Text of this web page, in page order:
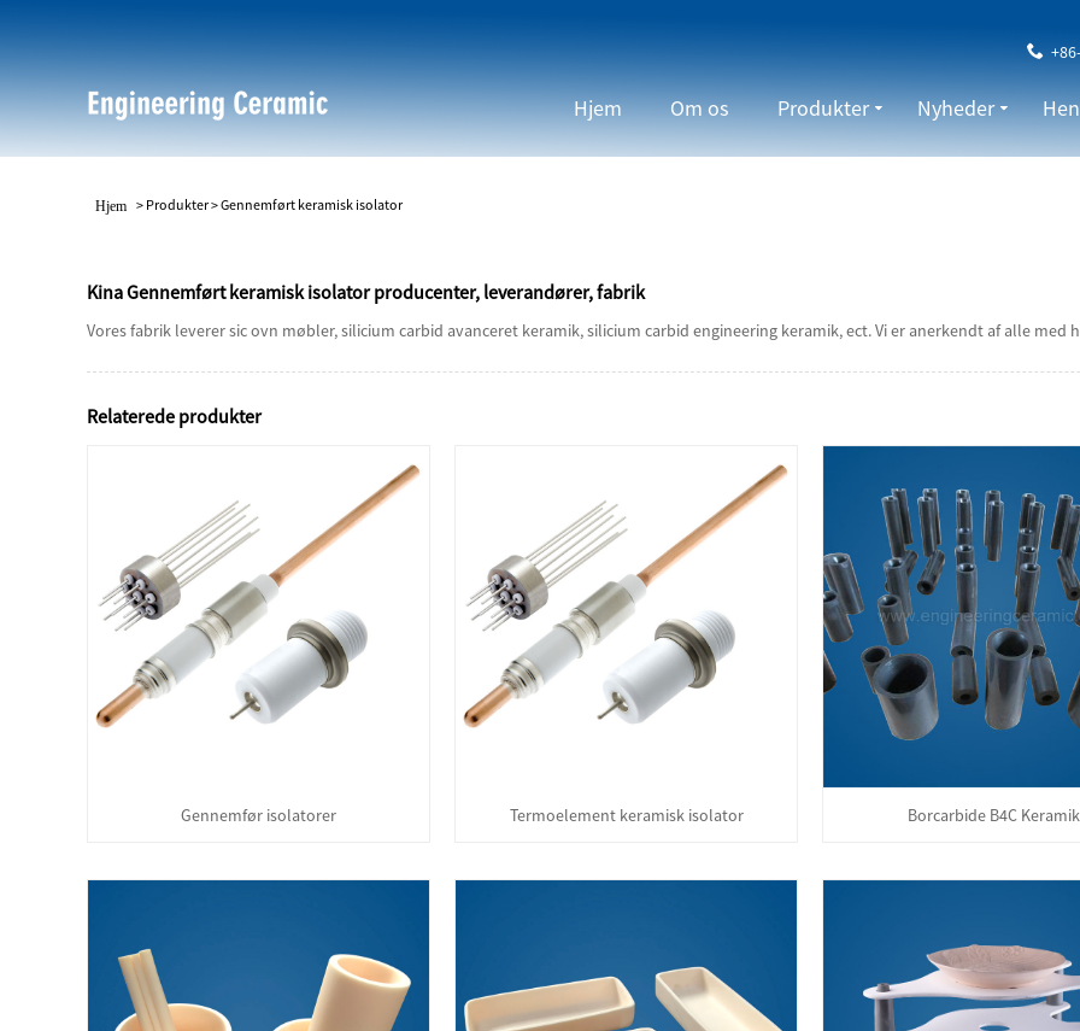
Hjem Om os Produkter Nyheder
Hjem > Produkter>Gennemført keramisk isolator
Kina Gennemført keramisk isolator producenter, leverandører, fabrik
Vores fabrik leverer sic ovn møbler, silicium carbid avanceret keramik, silicium carbid engineering keramik, ect. Vi er anerkendt af alle med
Relaterede produkter
Gennemfør isolatorer Termoelement keramisk isolator Borcarbide B4C Keramik